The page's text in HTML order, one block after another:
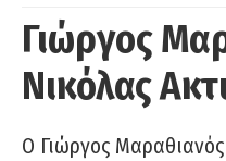
Γιώργος
Νικόλας
Ο Γιώργος